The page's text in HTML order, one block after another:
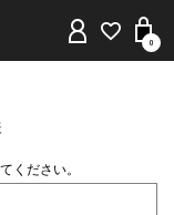
0
ください。